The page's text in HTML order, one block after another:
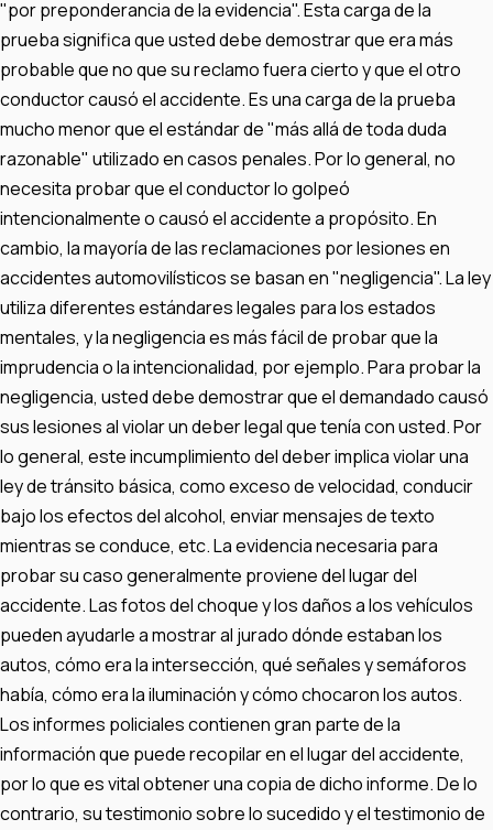
"por preponderancia de la evidencia". Esta carga de la
prueba significa que usted debe demostrar que era más
probable que no que su reclamo fuera cierto y que el otro
conductor causó el accidente. Es una carga de la prueba
mucho menor que el estándar de "más allá de toda duda
razonable" utilizado en casos penales. Por lo general, no
necesita probar que el conductor lo golpeó
intencionalmente o causó el accidente a propósito. En
cambio, la mayoría de las reclamaciones por lesiones en
accidentes automovilísticos se basan en "negligencia". La ley
utiliza diferentes estándares legales para los estados
mentales, y la negligencia es más fácil de probar que la
imprudencia o la intencionalidad, por ejemplo. Para probar la
negligencia, usted debe demostrar que el demandado causó
sus lesiones al violar un deber legal que tenía con usted. Por
lo general, este incumplimiento del deber implica violar una
ley de tránsito básica, como exceso de velocidad, conducir
bajo los efectos del alcohol, enviar mensajes de texto
mientras se conduce, etc. La evidencia necesaria para
probar su caso generalmente proviene del lugar del
accidente. Las fotos del choque y los daños a los vehículos
pueden ayudarle a mostrar al jurado dónde estaban los
autos, cómo era la intersección, qué señales y semáforos
había, cómo era la iluminación y cómo chocaron los autos.
Los informes policiales contienen gran parte de la
información que puede recopilar en el lugar del accidente,
por lo que es vital obtener una copia de dicho informe. De lo
contrario, su testimonio sobre lo sucedido y el testimonio de